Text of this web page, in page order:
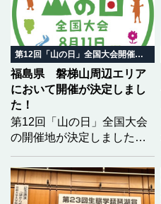
第12回「山の日」全国大会開催地決定
福島県 磐梯山周辺エリア
において開催が決定しまし
た！
第12回「山の日」全国大会
の開催地が決定しました！
回大会開催地を「福島県
北塩原村 磐梯町 猪苗代
町」とし、開催地決定を通